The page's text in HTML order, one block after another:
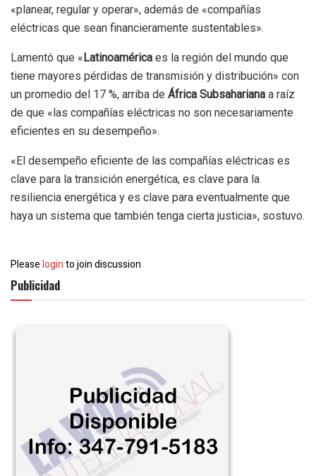
«planear, regular y operar», además de «compañías
eléctricas que sean financieramente sustentables».
Lamentó que «Latinoamérica es la región del mundo que
tiene mayores pérdidas de transmisión y distribución» con
un promedio del 17 %, arriba de África Subsahariana a raíz
de que «las compañías eléctricas no son necesariamente
eficientes en su desempeño».
«El desempeño eficiente de las compañías eléctricas es
clave para la transición energética, es clave para la
resiliencia energética y es clave para eventualmente que
haya un sistema que también tenga cierta justicia», sostuvo.
Pleaseloginto join discussion
Publicidad